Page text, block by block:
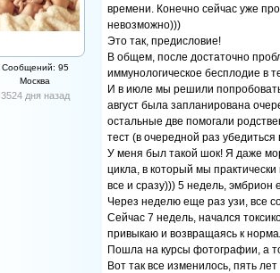
Сообщений: 95
Москва
3524 дня назад
времени. Конечно сейчас уже
невозможно)))
Это так, предисловие!
В общем, после достаточно
иммунологическое бесплодие в
И в июле мы решили
август была запланирована
остальные две помогали
тест (в очередной раз
У меня был такой шок! Я даже
цикла, в который мы
все и сразу))) 5 недель, эмбрион
Через неделю еще раз узи, все
Сейчас 7 недель, начался
привыкаю и возвращаясь к
Пошла на курсы фотографии, а
Вот так все изменилось, пять